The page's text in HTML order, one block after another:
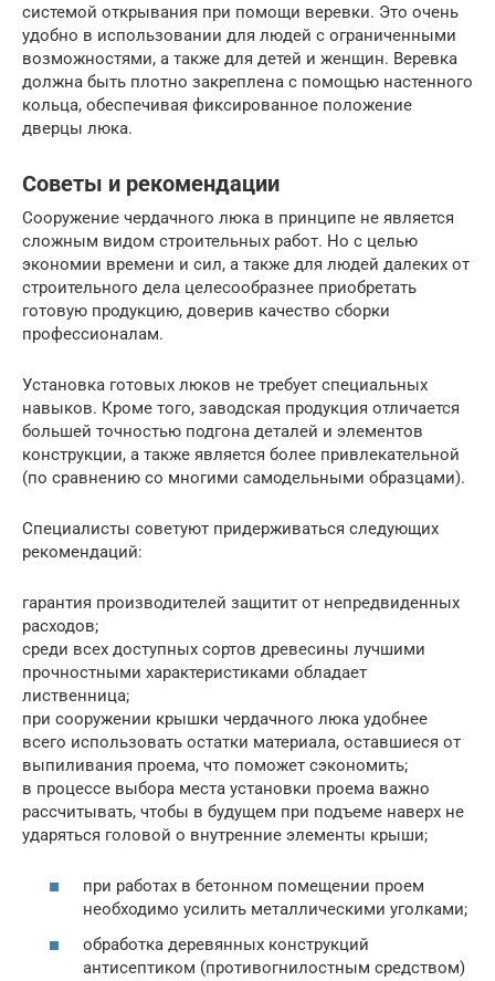
системой открывания при помощи веревки. Это очень
удобно в использовании для людей с ограниченными
возможностями, а также для детей и женщин. Веревка
должна быть плотно закреплена с помощью настенного
кольца, обеспечивая фиксированное положение
дверцы люка.
Советы и рекомендации
Сооружение чердачного люка в принципе не является
сложным видом строительных работ. Но с целью
экономии времени и сил, а также для людей далеких от
строительного дела целесообразнее приобретать
готовую продукцию, доверив качество сборки
профессионалам.
Установка готовых люков не требует специальных
навыков. Кроме того, заводская продукция отличается
большей точностью подгона деталей и элементов
конструкции, а также является более привлекательной
(по сравнению со многими самодельными образцами).
Специалисты советуют придерживаться следующих
рекомендаций:
гарантия производителей защитит от непредвиденных
расходов;
среди всех доступных сортов древесины лучшими
прочностными характеристиками обладает
лиственница;
при сооружении крышки чердачного люка удобнее
всего использовать остатки материала, оставшиеся от
выпиливания проема, что поможет сэкономить;
в процессе выбора места установки проема важно
рассчитывать, чтобы в будущем при подъеме наверх не
ударяться головой о внутренние элементы крыши;
при работах в бетонном помещении проем
необходимо усилить металлическими уголками;
обработка деревянных конструкций
антисептиком (противогнилостным средством)